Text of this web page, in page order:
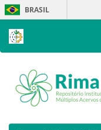
Skip
navigation
BRASIL